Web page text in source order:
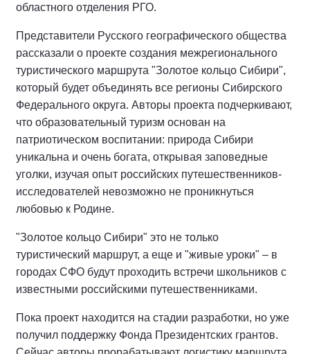
областного отделения РГО.
Представители Русского географического общества
рассказали о проекте создания межрегионального
туристического маршрута "Золотое кольцо Сибири",
который будет объединять все регионы Сибирского
Федерального округа. Авторы проекта подчеркивают,
что образовательный туризм основан на
патриотическом воспитании: природа Сибири
уникальна и очень богата, открывая заповедные
уголки, изучая опыт российских путешественников-
исследователей невозможно не проникнуться
любовью к Родине.
"Золотое кольцо Сибири" это не только
туристический маршрут, а еще и "живые уроки" – в
городах СФО будут проходить встречи школьников с
известными российскими путешественниками.
Пока проект находится на стадии разработки, но уже
получил поддержку Фонда Президентских грантов.